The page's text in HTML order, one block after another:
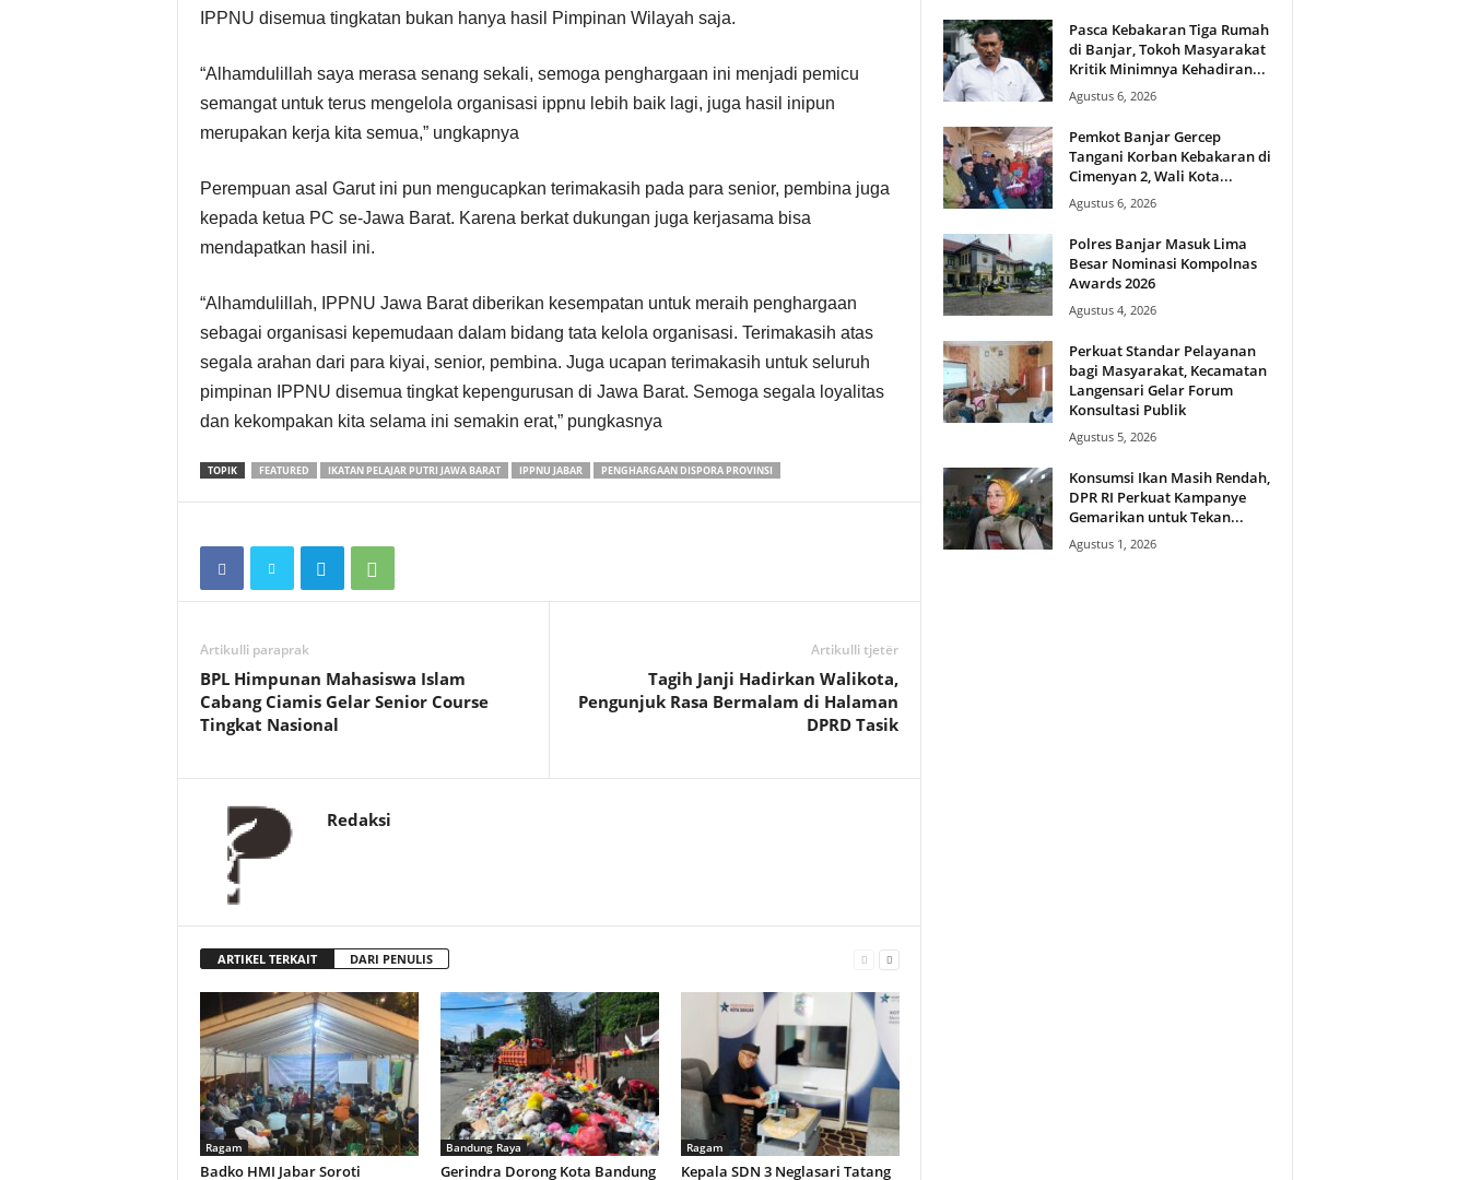
IPPNU disemua tingkatan bukan hanya hasil Pimpinan Wilayah saja.
“Alhamdulillah saya merasa senang sekali, semoga penghargaan ini menjadi pemicu
semangat untuk terus mengelola organisasi ippnu lebih baik lagi, juga hasil inipun
merupakan kerja kita semua,” ungkapnya
Perempuan asal Garut ini pun mengucapkan terimakasih pada para senior, pembina juga
kepada ketua PC se-Jawa Barat. Karena berkat dukungan juga kerjasama bisa
mendapatkan hasil ini.
“Alhamdulillah, IPPNU Jawa Barat diberikan kesempatan untuk meraih penghargaan
sebagai organisasi kepemudaan dalam bidang tata kelola organisasi. Terimakasih atas
segala arahan dari para kiyai, senior, pembina. Juga ucapan terimakasih untuk seluruh
pimpinan IPPNU disemua tingkat kepengurusan di Jawa Barat. Semoga segala loyalitas
dan kekompakan kita selama ini semakin erat,” pungkasnya
TOPIK FEATURED IKATAN PELAJAR PUTRI JAWA BARAT IPPNU JABAR PENGHARGAAN DISPORA PROVINSI
Artikulli paraprak
BPL Himpunan Mahasiswa Islam
Cabang Ciamis Gelar Senior Course
Tingkat Nasional
Artikulli tjetër
Tagih Janji Hadirkan Walikota,
Pengunjuk Rasa Bermalam di Halaman
DPRD Tasik
Redaksi
ARTIKEL TERKAIT DARI PENULIS
Ragam
Badko HMI Jabar Soroti
Bandung Raya
Gerindra Dorong Kota Bandung
Ragam
Kepala SDN 3 Neglasari Tatang
Pasca Kebakaran Tiga Rumah
di Banjar, Tokoh Masyarakat
Kritik Minimnya Kehadiran...
Agustus 6, 2026
Pemkot Banjar Gercep
Tangani Korban Kebakaran di
Cimenyan 2, Wali Kota...
Agustus 6, 2026
Polres Banjar Masuk Lima
Besar Nominasi Kompolnas
Awards 2026
Agustus 4, 2026
Perkuat Standar Pelayanan
bagi Masyarakat, Kecamatan
Langensari Gelar Forum
Konsultasi Publik
Agustus 5, 2026
Konsumsi Ikan Masih Rendah,
DPR RI Perkuat Kampanye
Gemarikan untuk Tekan...
Agustus 1, 2026